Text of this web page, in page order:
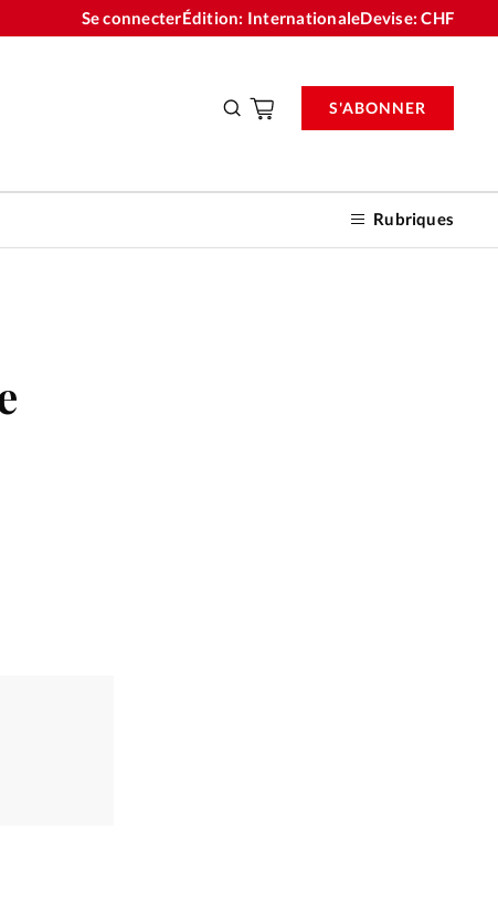
Se connecterÉdition: InternationaleDevise:CHF
Rubriques
S'ABONNER
d'adresse